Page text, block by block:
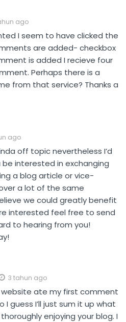
ago
I seem to have clicked the
are added- checkbox
is added I recieve four
Perhaps there is a
from that service? Thanks a
ago
off topic nevertheless I’d
be interested in exchanging
a blog article or vice-
a lot of the same
we could greatly benefit
interested feel free to send
to hearing from you!
3 tahun ago
website ate my first comment
guess I’ll just sum it up what
enjoying your blog. I